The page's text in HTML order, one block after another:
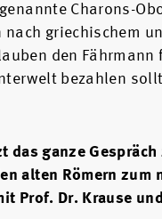
Charons-
nach griechischem
den Fährmann
bezahlen
das ganze Gespräch
alten Römern zum
Prof. Dr. Krause